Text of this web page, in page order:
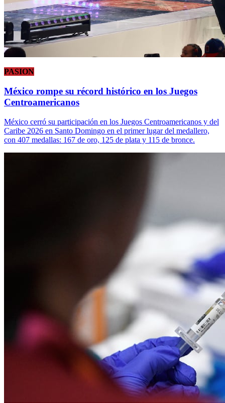
PASION
México rompe su récord histórico en los Juegos
Centroamericanos
México cerró su participación en los Juegos Centroamericanos y del
Caribe 2026 en Santo Domingo en el primer lugar del medallero,
con 407 medallas: 167 de oro, 125 de plata y 115 de bronce.